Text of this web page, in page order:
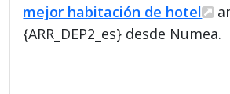
mejor habitación de hotel
{ARR_DEP2_es} desde Numea.